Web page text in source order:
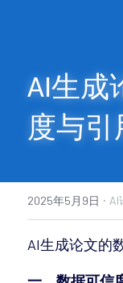
免费福
AI生成
度与引
2025年5月9日 · AI
AI生成论文的